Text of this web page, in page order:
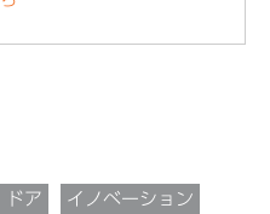
ドア イノベーション